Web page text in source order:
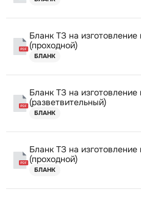
Бланк ТЗ на
(проходной)
БЛАНК
Бланк ТЗ на
(разветвительный)
БЛАНК
Бланк ТЗ на
(проходной)
БЛАНК